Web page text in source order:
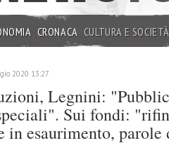
CRONACA CULTURA E
2020 13:27
Legnini:
Sui fondi:
in esaurimento, parole